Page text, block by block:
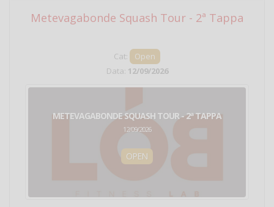
Metevagabonde Squash Tour - 2ª Tappa
Cat:
Open
Data: 12/09/2026
METEVAGABONDE SQUASH TOUR - 2ª TAPPA
12/09/2026
OPEN